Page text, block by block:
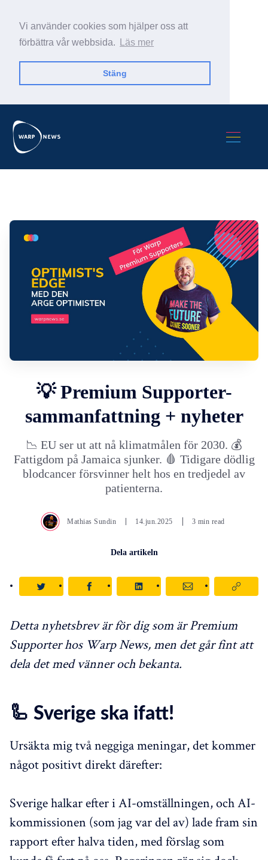
Vi använder cookies som hjälper oss att
förbättra vår webbsida.
Läs mer
Stäng
💡 Premium Supporter-
sammanfattning + nyheter
📉 EU ser ut att nå klimatmålen för 2030. 💰
Fattigdom på Jamaica sjunker. 🩸 Tidigare dödlig
blodcancer försvinner helt hos en tredjedel av
patienterna.
Mathias Sundin 14.jun.2025 3 min read
Dela artikeln
Detta nyhetsbrev är för dig som är Premium
Supporter hos Warp News, men det går fint att
dela det med vänner och bekanta.
🦾 Sverige ska ifatt!
Ursäkta mig två neggiga meningar, det kommer
något positivt direkt därefter:
Sverige halkar efter i AI-omställningen, och AI-
kommissionen (som jag var del av) lade fram sin
rapport efter halva tiden, med förslag som